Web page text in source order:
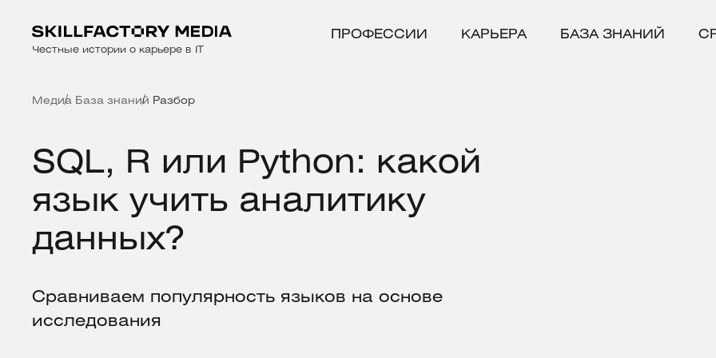
Честные истории о карьере в IT
ПРОФЕССИИ КАРЬЕРА БАЗА ЗНАНИЙ
Медиа База знаний Разбор
SQL, R или Python: какой
язык учить аналитику
данных?
Сравниваем популярность языков на основе
исследования